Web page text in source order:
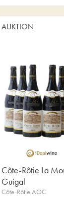
AUKTION
Côte-Rôtie La
Guigal
Côte-Rôtie AOC